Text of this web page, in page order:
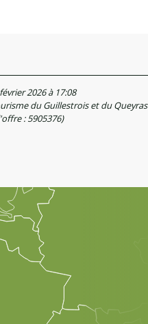
2026 à 17:08
du Guillestrois et du Queyras
:5905376)